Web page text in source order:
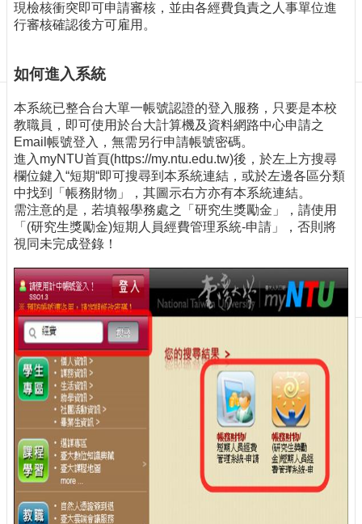
覽
消
關
於
我
們
出
版
刊
校
務
服
務
專
題
報
技
術
論
壇
現檢核衝突即可申請審核，並由各經費負責之人事單位進
行審核確認後方可雇用。
如何進入系統
本系統已整合台大單一帳號認證的登入服務，只要是本校
教職員，即可使用於台大計算機及資料網路中心申請之
Email帳號登入，無需另行申請帳號密碼。
進入myNTU首頁(https://my.ntu.edu.tw)後，於左上方搜尋
欄位鍵入“短期“即可搜尋到本系統連結，或於左邊各區分類
中找到「帳務財物」，其圖示右方亦有本系統連結。
需注意的是，若填報學務處之「研究生獎勵金」，請使用
「(研究生獎勵金)短期人員經費管理系統-申請」，否則將
視同未完成登錄！